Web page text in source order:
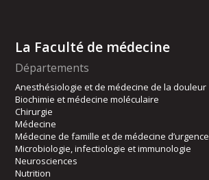
La Faculté de médecine
Départements
Anesthésiologie et de médecine de la douleur
Biochimie et médecine moléculaire
Chirurgie
Médecine
Médecine de famille et de médecine d’urgence
Microbiologie, infectiologie et immunologie
Neurosciences
Nutrition